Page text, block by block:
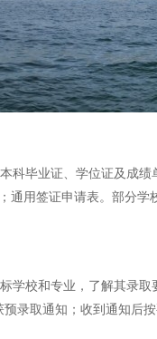
科毕业证、学位证及成
通用签证申请表。部分
学校和专业，了解其录
录取通知；收到通知